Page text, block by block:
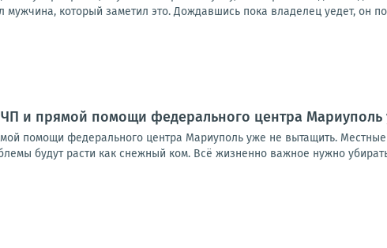
мужчина, который заметил это. Дождавшись пока владелец уедет, он
и прямой помощи федерального центра Мариуполь
помощи федерального центра Мариуполь уже не вытащить.
будут расти как снежный ком. Всё жизненно важное нужно